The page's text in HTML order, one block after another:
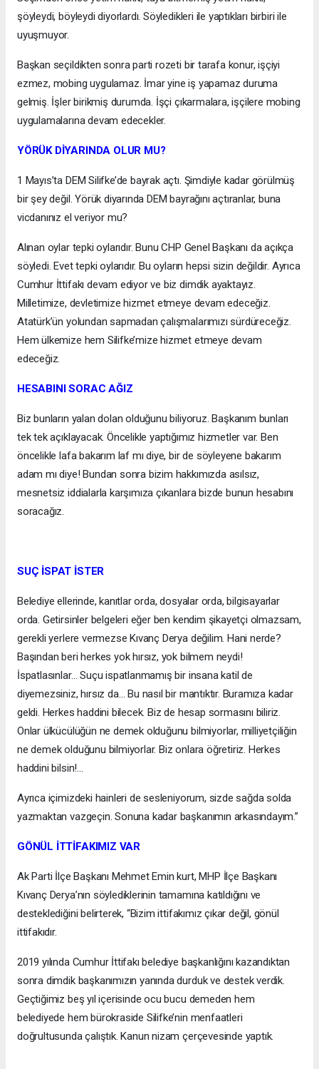
şöyleydi, böyleydi diyorlardı. Söyledikleri ile yaptıkları birbiri ile
uyuşmuyor.
Başkan seçildikten sonra parti rozeti bir tarafa konur, işçiyi
ezmez, mobing uygulamaz. İmar yine iş yapamaz duruma
gelmiş. İşler birikmiş durumda. İşçi çıkarmalara, işçilere mobing
uygulamalarına devam edecekler.
YÖRÜK DİYARINDA OLUR MU?
1 Mayıs’ta DEM Silifke’de bayrak açtı. Şimdiyle kadar görülmüş
bir şey değil. Yörük diyarında DEM bayrağını açtıranlar, buna
vicdanınız el veriyor mu?
Alınan oylar tepki oylarıdır. Bunu CHP Genel Başkanı da açıkça
söyledi. Evet tepki oylarıdır. Bu oyların hepsi sizin değildir. Ayrıca
Cumhur İttifakı devam ediyor ve biz dimdik ayaktayız.
Milletimize, devletimize hizmet etmeye devam edeceğiz.
Atatürk’ün yolundan sapmadan çalışmalarımızı sürdüreceğiz.
Hem ülkemize hem Silifke’mize hizmet etmeye devam
edeceğiz.
HESABINI SORAC AĞIZ
Biz bunların yalan dolan olduğunu biliyoruz. Başkanım bunları
tek tek açıklayacak. Öncelikle yaptığımız hizmetler var. Ben
öncelikle lafa bakarım laf mı diye, bir de söyleyene bakarım
adam mı diye! Bundan sonra bizim hakkımızda asılsız,
mesnetsiz iddialarla karşımıza çıkanlara bizde bunun hesabını
soracağız.
SUÇ İSPAT İSTER
Belediye ellerinde, kanıtlar orda, dosyalar orda, bilgisayarlar
orda. Getirsinler belgeleri eğer ben kendim şikayetçi olmazsam,
gerekli yerlere vermezse Kıvanç Derya değilim. Hani nerde?
Başından beri herkes yok hırsız, yok bilmem neydi!
İspatlasınlar… Suçu ispatlanmamış bir insana katil de
diyemezsiniz, hırsız da… Bu nasıl bir mantıktır. Buramıza kadar
geldi. Herkes haddini bilecek. Biz de hesap sormasını biliriz.
Onlar ülkücülüğün ne demek olduğunu bilmiyorlar, milliyetçiliğin
ne demek olduğunu bilmiyorlar. Biz onlara öğretiriz. Herkes
haddini bilsin!...
Ayrıca içimizdeki hainleri de sesleniyorum, sizde sağda solda
yazmaktan vazgeçin. Sonuna kadar başkanımın arkasındayım.”
GÖNÜL İTTİFAKIMIZ VAR
Ak Parti İlçe Başkanı Mehmet Emin kurt, MHP İlçe Başkanı
Kıvanç Derya’nın söylediklerinin tamamına katıldığını ve
desteklediğini belirterek, “Bizim ittifakımız çıkar değil, gönül
ittifakıdır.
2019 yılında Cumhur İttifakı belediye başkanlığını kazandıktan
sonra dimdik başkanımızın yanında durduk ve destek verdik.
Geçtiğimiz beş yıl içerisinde ocu bucu demeden hem
belediyede hem bürokraside Silifke’nin menfaatleri
doğrultusunda çalıştık. Kanun nizam çerçevesinde yaptık.